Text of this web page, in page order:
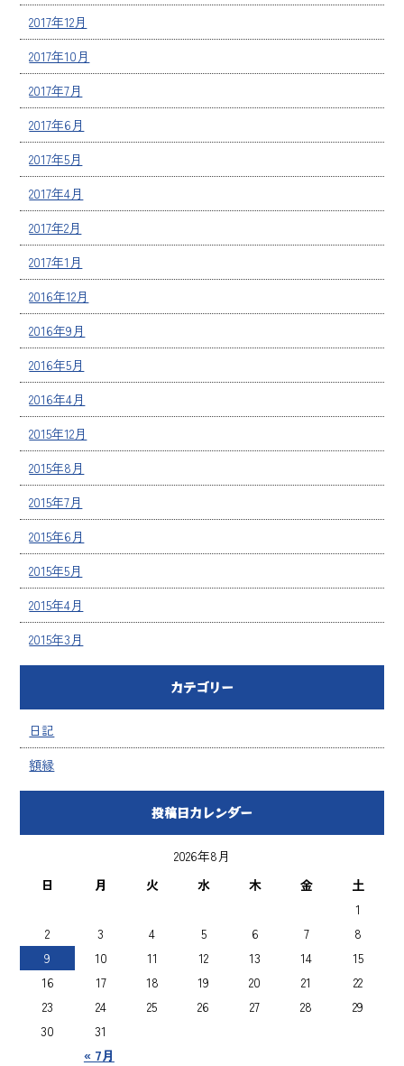
2017年12月
2017年10月
2017年7月
2017年6月
2017年5月
2017年4月
2017年2月
2017年1月
2016年12月
2016年9月
2016年5月
2016年4月
2015年12月
2015年8月
2015年7月
2015年6月
2015年5月
2015年4月
2015年3月
カテゴリー
日記
額縁
投稿日カレンダー
2026年8月
日
月 火 水 木 金 土
« 7月
1
2
3 4 5 6 7
8
9
10 11 12 13 14
15
16
17 18 19 20 21
22
23
24 25 26 27 28
29
30
31